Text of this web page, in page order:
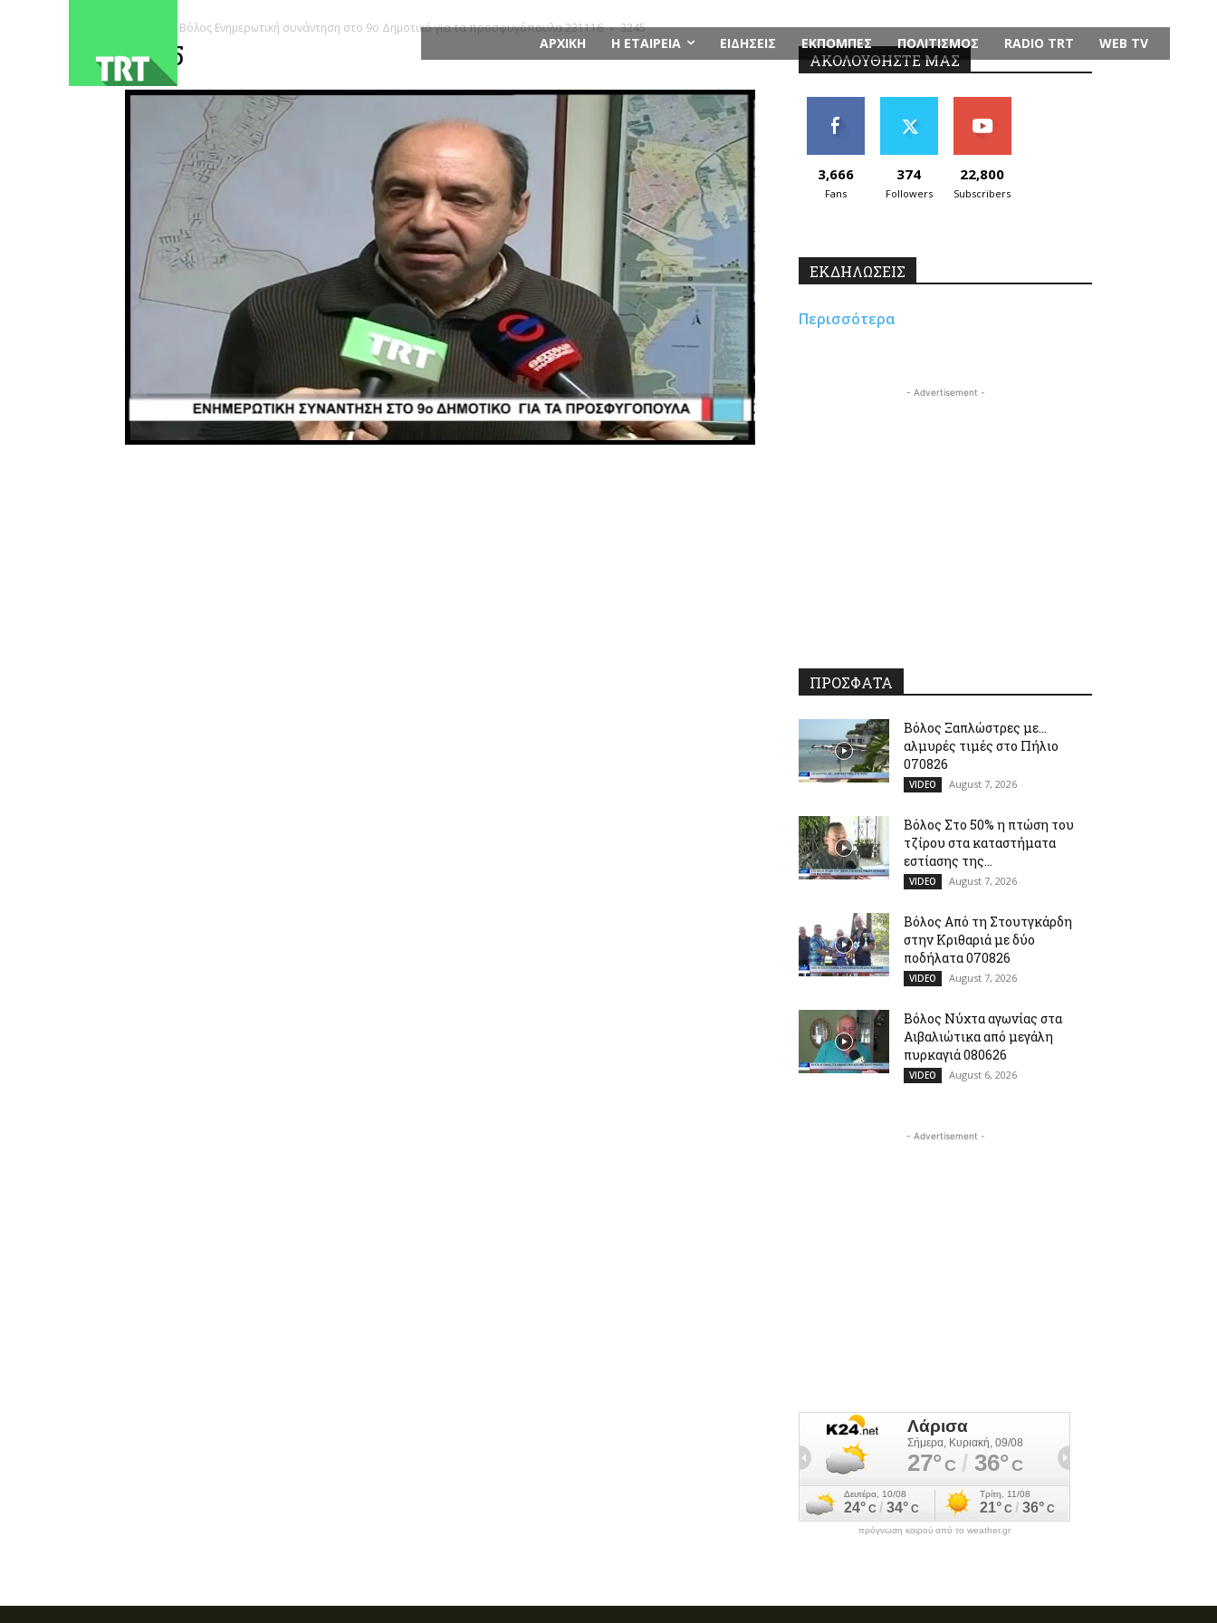
ΑΡΧΙΚΗ Η ΕΤΑΙΡΕΙΑ ΕΙΔΗΣΕΙΣ ΕΚΠΟΜΠΕΣ ΠΟΛΙΤΙΣΜΟΣ RADIO TRT WEB TV
Βόλος Ενημερωτική συνάντηση στο 9ο Δημοτικό για τα προσφυγόπουλα 231116 3245
3245 ΑΚΟΛΟΥΘΗΣΤΕ ΜΑΣ
3,666
Fans
374
Followers
22,800
Subscribers
ΕΚΔΗΛΩΣΕΙΣ
Περισσότερα
- Advertisement -
ΠΡΟΣΦΑΤΑ
Βόλος Ξαπλώστρες με…
αλμυρές τιμές στο Πήλιο
070826
VIDEO August 7, 2026
Βόλος Στο 50% η πτώση του
τζίρου στα καταστήματα
εστίασης της...
VIDEO August 7, 2026
Βόλος Από τη Στουτγκάρδη
στην Κριθαριά με δύο
ποδήλατα 070826
VIDEO August 7, 2026
Βόλος Νύχτα αγωνίας στα
Αιβαλιώτικα από μεγάλη
πυρκαγιά 080626
VIDEO August 6, 2026
- Advertisement -
πρόγνωση καιρού από το weather.gr